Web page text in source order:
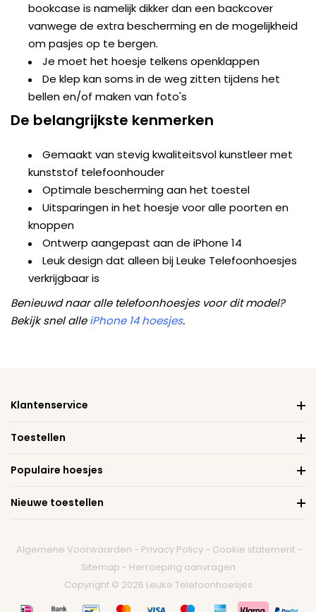
bookcase is namelijk dikker dan een backcover
vanwege de extra bescherming en de mogelijkheid
om pasjes op te bergen.
Je moet het hoesje telkens openklappen
De klep kan soms in de weg zitten tijdens het
bellen en/of maken van foto's
De belangrijkste kenmerken
Gemaakt van stevig kwaliteitsvol kunstleer met
kunststof telefoonhouder
Optimale bescherming aan het toestel
Uitsparingen in het hoesje voor alle poorten en
knoppen
Ontwerp aangepast aan de iPhone 14
Leuk design dat alleen bij Leuke Telefoonhoesjes
verkrijgbaar is
Benieuwd naar alle telefoonhoesjes voor dit model?
Bekijk snel alleiPhone 14 hoesjes.
Klantenservice
Toestellen
Populaire hoesjes
Nieuwe toestellen
Algemene Voorwaarden - Privacy Policy - Cookie statement -
Sitemap - Herroeping aanvragen
Copyright © 2026 Leuke Telefoonhoesjes